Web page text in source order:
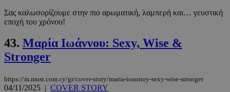
Σας καλωσορίζουμε στην πιο αρωματική, λαμπερή και… γευστική
εποχή του χρόνου!
43. Μαρία Ιωάννου: Sexy, Wise &
Stronger
https://m.must.com.cy/gr/cover-story/maria-ioannoy-sexy-wise-stronger
04/11/2025 | COVER STORY